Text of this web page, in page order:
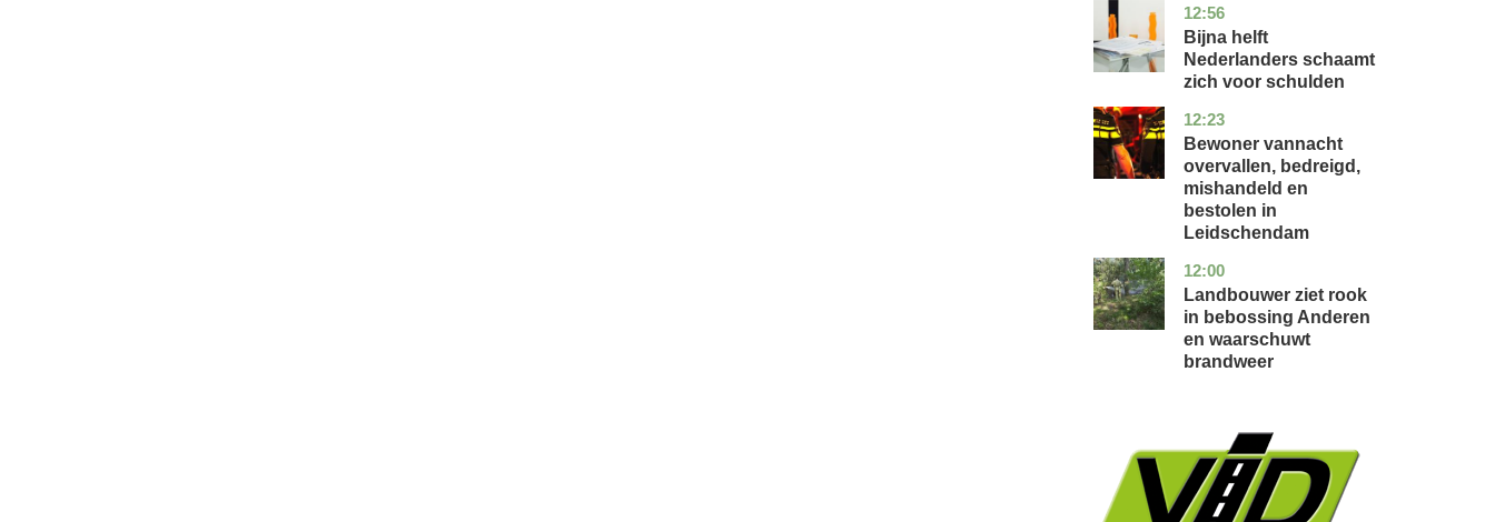
12:56
noord-
holland
economie
Bijna helft
Nederlanders schaamt
zich voor schulden
12:23
zuid-
holland
nieuws
Bewoner vannacht
overvallen, bedreigd,
mishandeld en
bestolen in
Leidschendam
12:00
drenthe
nieuws
Landbouwer ziet rook
in bebossing Anderen
en waarschuwt
brandweer